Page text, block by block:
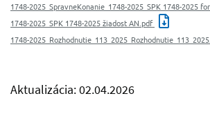
1748-2025_SpravneKonanie_1748-2025_SPK 1748-2025
1748-2025_SPK 1748-2025 žiadost AN.pdf
1748-
Aktualizácia: 02.04.2026